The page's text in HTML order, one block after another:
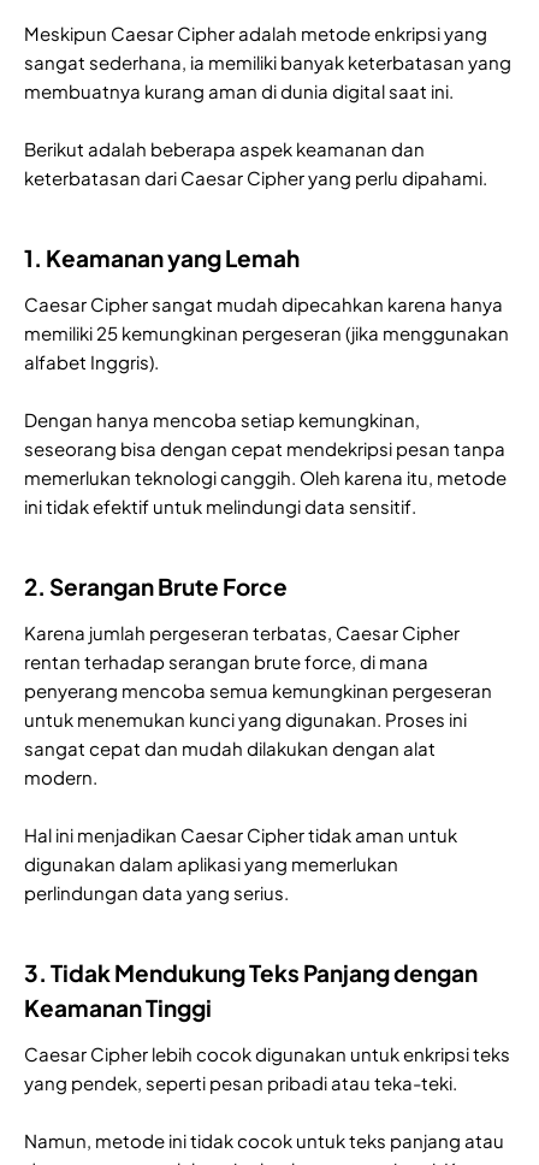
Meskipun Caesar Cipher adalah metode enkripsi yang
sangat sederhana, ia memiliki banyak keterbatasan yang
membuatnya kurang aman di dunia digital saat ini.
Berikut adalah beberapa aspek keamanan dan
keterbatasan dari Caesar Cipher yang perlu dipahami.
1. Keamanan yang Lemah
Caesar Cipher sangat mudah dipecahkan karena hanya
memiliki 25 kemungkinan pergeseran (jika menggunakan
alfabet Inggris).
Dengan hanya mencoba setiap kemungkinan,
seseorang bisa dengan cepat mendekripsi pesan tanpa
memerlukan teknologi canggih. Oleh karena itu, metode
ini tidak efektif untuk melindungi data sensitif.
2. Serangan Brute Force
Karena jumlah pergeseran terbatas, Caesar Cipher
rentan terhadap serangan brute force, di mana
penyerang mencoba semua kemungkinan pergeseran
untuk menemukan kunci yang digunakan. Proses ini
sangat cepat dan mudah dilakukan dengan alat
modern.
Hal ini menjadikan Caesar Cipher tidak aman untuk
digunakan dalam aplikasi yang memerlukan
perlindungan data yang serius.
3. Tidak Mendukung Teks Panjang dengan
Keamanan Tinggi
Caesar Cipher lebih cocok digunakan untuk enkripsi teks
yang pendek, seperti pesan pribadi atau teka-teki.
Namun, metode ini tidak cocok untuk teks panjang atau